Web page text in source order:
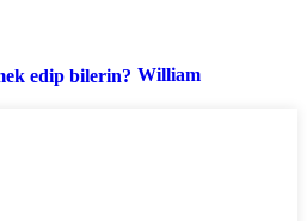
William